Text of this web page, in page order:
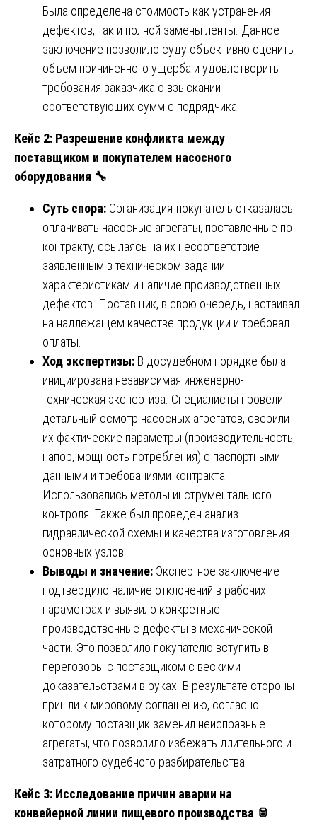
Была определена стоимость как устранения
дефектов, так и полной замены ленты. Данное
заключение позволило суду объективно оценить
объем причиненного ущерба и удовлетворить
требования заказчика о взыскании
соответствующих сумм с подрядчика.
Кейс 2: Разрешение конфликта между
поставщиком и покупателем насосного
оборудования 🔧
Суть спора: Организация-покупатель отказалась
оплачивать насосные агрегаты, поставленные по
контракту, ссылаясь на их несоответствие
заявленным в техническом задании
характеристикам и наличие производственных
дефектов. Поставщик, в свою очередь, настаивал
на надлежащем качестве продукции и требовал
оплаты.
Ход экспертизы: В досудебном порядке была
инициирована независимая инженерно-
техническая экспертиза. Специалисты провели
детальный осмотр насосных агрегатов, сверили
их фактические параметры (производительность,
напор, мощность потребления) с паспортными
данными и требованиями контракта.
Использовались методы инструментального
контроля. Также был проведен анализ
гидравлической схемы и качества изготовления
основных узлов.
Выводы и значение: Экспертное заключение
подтвердило наличие отклонений в рабочих
параметрах и выявило конкретные
производственные дефекты в механической
части. Это позволило покупателю вступить в
переговоры с поставщиком с вескими
доказательствами в руках. В результате стороны
пришли к мировому соглашению, согласно
которому поставщик заменил неисправные
агрегаты, что позволило избежать длительного и
затратного судебного разбирательства.
Кейс 3: Исследование причин аварии на
конвейерной линии пищевого производства 🥫